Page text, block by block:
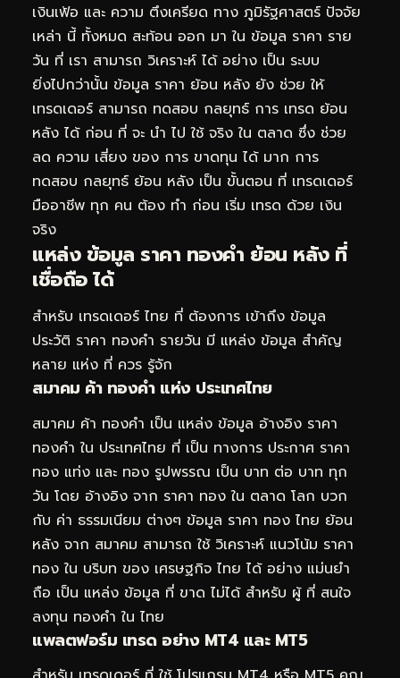
เงินเฟ้อ และ ความ ตึงเครียด ทาง ภูมิรัฐศาสตร์ ปัจจัย
เหล่า นี้ ทั้งหมด สะท้อน ออก มา ใน ข้อมูล ราคา ราย
วัน ที่ เรา สามารถ วิเคราะห์ ได้ อย่าง เป็น ระบบ
ยิ่งไปกว่านั้น ข้อมูล ราคา ย้อน หลัง ยัง ช่วย ให้
เทรดเดอร์ สามารถ ทดสอบ กลยุทธ์ การ เทรด ย้อน
หลัง ได้ ก่อน ที่ จะ นำ ไป ใช้ จริง ใน ตลาด ซึ่ง ช่วย
ลด ความ เสี่ยง ของ การ ขาดทุน ได้ มาก การ
ทดสอบ กลยุทธ์ ย้อน หลัง เป็น ขั้นตอน ที่ เทรดเดอร์
มืออาชีพ ทุก คน ต้อง ทำ ก่อน เริ่ม เทรด ด้วย เงิน
จริง
แหล่ง ข้อมูล ราคา ทองคำ ย้อน หลัง ที่
เชื่อถือ ได้
สำหรับ เทรดเดอร์ ไทย ที่ ต้องการ เข้าถึง ข้อมูล
ประวัติ ราคา ทองคำ รายวัน มี แหล่ง ข้อมูล สำคัญ
หลาย แห่ง ที่ ควร รู้จัก
สมาคม ค้า ทองคำ แห่ง ประเทศไทย
สมาคม ค้า ทองคำ เป็น แหล่ง ข้อมูล อ้างอิง ราคา
ทองคำ ใน ประเทศไทย ที่ เป็น ทางการ ประกาศ ราคา
ทอง แท่ง และ ทอง รูปพรรณ เป็น บาท ต่อ บาท ทุก
วัน โดย อ้างอิง จาก ราคา ทอง ใน ตลาด โลก บวก
กับ ค่า ธรรมเนียม ต่างๆ ข้อมูล ราคา ทอง ไทย ย้อน
หลัง จาก สมาคม สามารถ ใช้ วิเคราะห์ แนวโน้ม ราคา
ทอง ใน บริบท ของ เศรษฐกิจ ไทย ได้ อย่าง แม่นยำ
ถือ เป็น แหล่ง ข้อมูล ที่ ขาด ไม่ได้ สำหรับ ผู้ ที่ สนใจ
ลงทุน ทองคำ ใน ไทย
แพลตฟอร์ม เทรด อย่าง MT4 และ MT5